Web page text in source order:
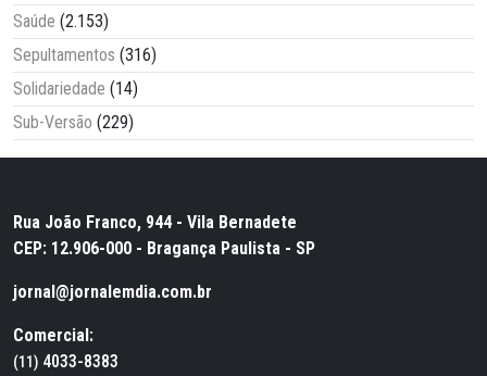
Saúde (2.153)
Sepultamentos (316)
Solidariedade (14)
Sub-Versão (229)
Rua João Franco, 944 - Vila Bernadete
CEP: 12.906-000 - Bragança Paulista - SP
jornal@jornalemdia.com.br
Comercial:
(11) 4033-8383